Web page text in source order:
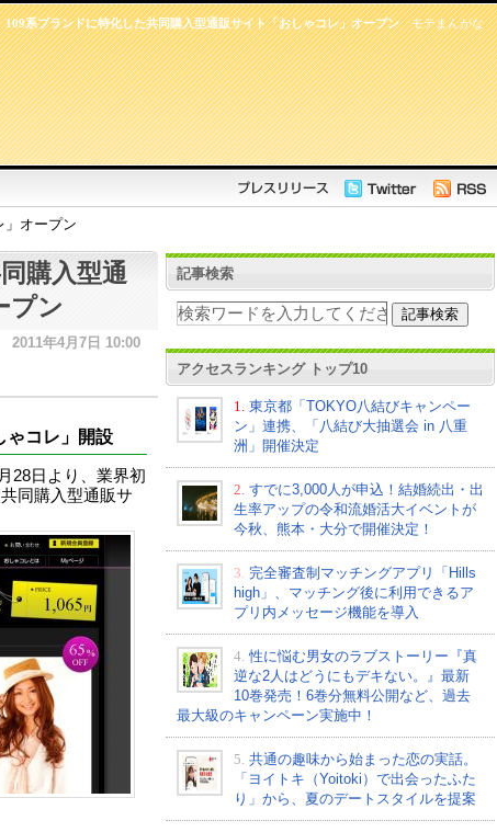
モテまんがな
109系ブランドに特化した共同購入型通販サイト「おしゃコレ」オープン
」オープン
購入型通
プン
2011年4月7日 10:00
ゃコレ」開設
28日より、業界初
同購入型通販サ
記事検索
アクセスランキング トップ10
1.
東京都「TOKYO八結びキャンペー
ン」連携、「八結び大抽選会 in 八重
洲」開催決定
2. すでに3,000人が申込！結婚続出・出
生率アップの令和流婚活大イベントが
今秋、熊本・大分で開催決定！
3. 完全審査制マッチングアプリ「Hills
high」、マッチング後に利用できるア
プリ内メッセージ機能を導入
4. 性に悩む男女のラブストーリー『真
逆な2人はどうにもデキない。』最新
10巻発売！6巻分無料公開など、過去
最大級のキャンペーン実施中！
5. 共通の趣味から始まった恋の実話。
「ヨイトキ（Yoitoki）で出会ったふた
り」から、夏のデートスタイルを提案